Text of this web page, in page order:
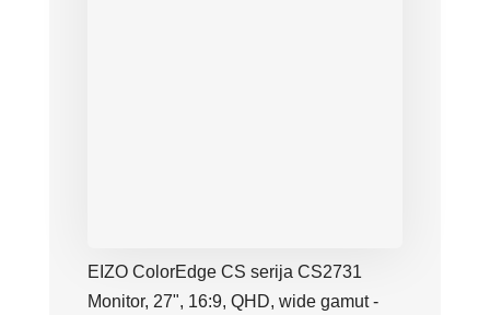
EIZO ColorEdge CS serija CS2731
Monitor, 27", 16:9, QHD, wide gamut -